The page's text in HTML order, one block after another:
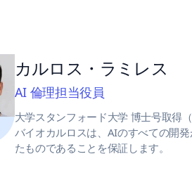
カルロス・ラミレス
AI 倫理担当役員
大学スタンフォード大学 博士号取得
バイオカルロスは、AIのすべての開
たものであることを保証します。